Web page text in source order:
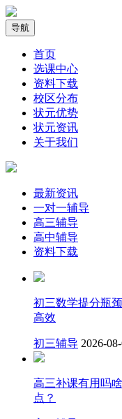
导航
首页
选课中心
资料下载
校区分布
状元优势
状元资讯
关于我们
最新资讯
一对一辅导
高三辅导
高中辅导
资料下载
初三数学提分瓶
高效
初三辅导 2026-
高三补课有用吗
点？